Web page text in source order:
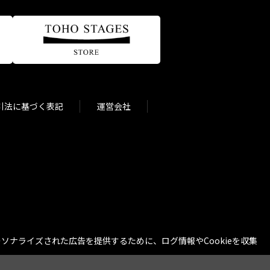
法に基づく表記 運営会社
ナライズされた広告を提供するために、ログ情報やCookieを収集